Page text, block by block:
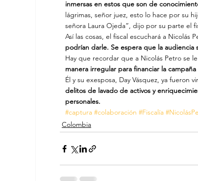
inmersas en estos que son de
lágrimas, señor juez, esto lo hace por su
señora Laura Ojeda”, dijo por su parte el
Así las cosas, el fiscal escuchará a Nicolás
podrían darle. Se espera que la audiencia
Hay que recordar que a Nicolás Petro se
manera irregular para financiar la
Él y su exesposa, Day Vásquez, ya fueron
delitos de lavado de activos y
personales.
#captura #colaboración #Fiscalía
Colombia